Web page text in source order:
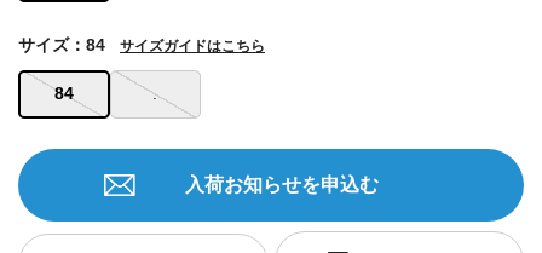
84 .
サイズ：84 サイズガイドはこちら
入荷お知らせを申込む